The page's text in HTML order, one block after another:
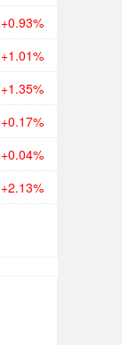
+0.93%
+1.01%
+1.35%
+0.17%
+0.04%
+2.13%